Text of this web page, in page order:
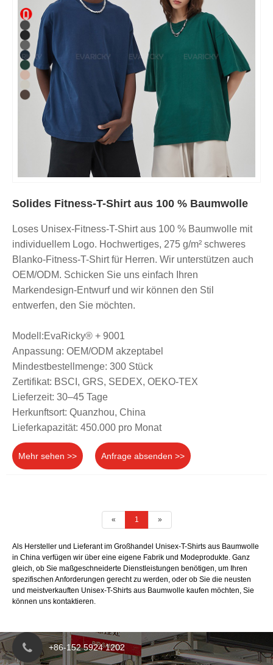
Solides Fitness-T-Shirt aus 100 % Baumwolle
Loses Unisex-Fitness-T-Shirt aus 100 % Baumwolle mit
individuellem Logo. Hochwertiges, 275 g/m² schweres
Blanko-Fitness-T-Shirt für Herren. Wir unterstützen auch
OEM/ODM. Schicken Sie uns einfach Ihren
Markendesign-Entwurf und wir können den Stil
entwerfen, den Sie möchten.
Modell:EvaRicky® + 9001
Anpassung: OEM/ODM akzeptabel
Mindestbestellmenge: 300 Stück
Zertifikat: BSCI, GRS, SEDEX, OEKO-TEX
Lieferzeit: 30–45 Tage
Herkunftsort: Quanzhou, China
Lieferkapazität: 450.000 pro Monat
Mehr sehen >> Anfrage absenden >>
« 1 »
Als Hersteller und Lieferant im Großhandel Unisex-T-Shirts aus Baumwolle
in China verfügen wir über eine eigene Fabrik und Modeprodukte. Ganz
gleich, ob Sie maßgeschneiderte Dienstleistungen benötigen, um Ihren
spezifischen Anforderungen gerecht zu werden, oder ob Sie die neusten
und meistverkauften Unisex-T-Shirts aus Baumwolle kaufen möchten, Sie
können uns kontaktieren.
+86-152 5924 1202